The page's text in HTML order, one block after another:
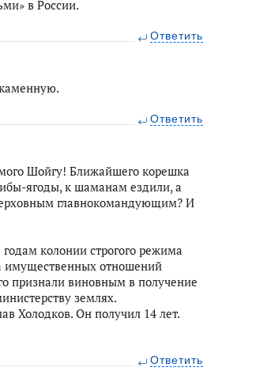
в России.
Ответить
Ответить
Шойгу! Ближайшего корешка
ягоды, к шаманам ездили, а
главнокомандующим? И
колонии строгого режима
имущественных отношений
признали виновным в получение
землях.
Холодков. Он получил 14 лет.
Ответить